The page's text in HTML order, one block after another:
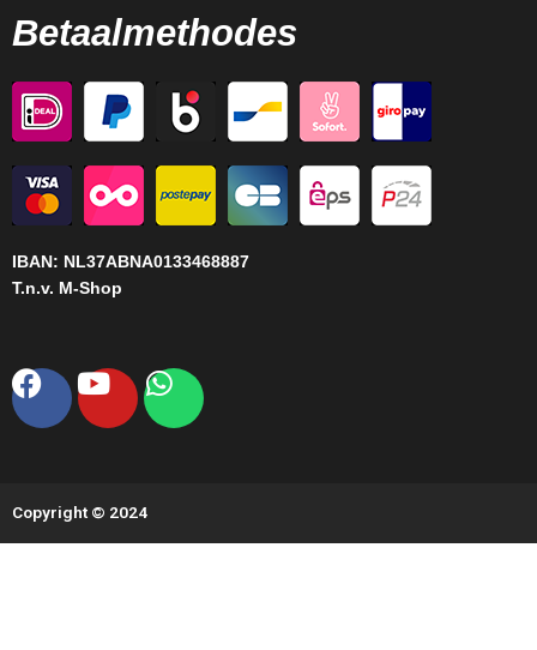
Betaalmethodes
IBAN: NL37ABNA0133468887
T.n.v. M-Shop
Facebook
YoutubeWhatsapp
Copyright © 2024